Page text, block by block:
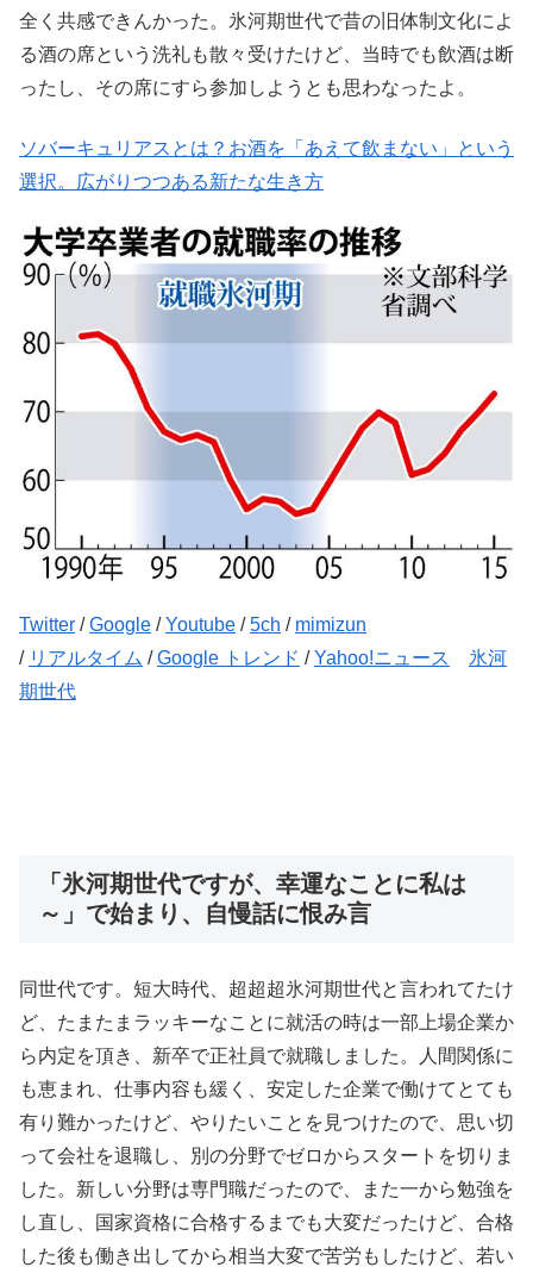
全く共感できんかった。氷河期世代で昔の旧体制文化によ
る酒の席という洗礼も散々受けたけど、当時でも飲酒は断
ったし、その席にすら参加しようとも思わなったよ。
ソバーキュリアスとは？お酒を「あえて飲まない」という
選択。広がりつつある新たな生き方
Twitter /Google /Youtube /5ch / mimizun
/ リアルタイム /Google トレンド /Yahoo!ニュース
氷河
期世代
「氷河期世代ですが、幸運なことに私は
～」で始まり、自慢話に恨み言
同世代です。短大時代、超超超氷河期世代と言われてたけ
ど、たまたまラッキーなことに就活の時は一部上場企業か
ら内定を頂き、新卒で正社員で就職しました。人間関係に
も恵まれ、仕事内容も緩く、安定した企業で働けてとても
有り難かったけど、やりたいことを見つけたので、思い切
って会社を退職し、別の分野でゼロからスタートを切りま
した。新しい分野は専門職だったので、また一から勉強を
し直し、国家資格に合格するまでも大変だったけど、合格
した後も働き出してから相当大変で苦労もしたけど、若い